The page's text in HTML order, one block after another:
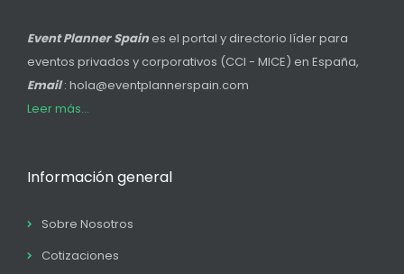
Event Planner Spain es el portal y directorio líder para
eventos privados y corporativos (CCI - MICE) en España,
Email: hola@eventplannerspain.com
Leer más...
Información general
Sobre Nosotros
Cotizaciones